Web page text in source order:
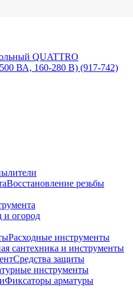
QUATTRO
ВА, 160-280 В) (917-742)
Восстановление резьбы
и огород
Расходные инструменты
сантехника и инструменты
Средства защиты
инструменты
Фиксаторы арматуры